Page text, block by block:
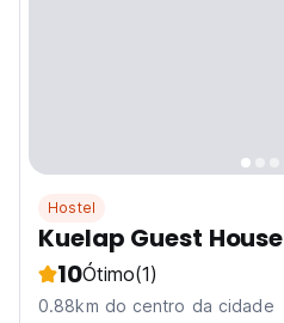
Hostel
Kuelap Guest House
10Ótimo(1)
0.88km do centro da cidade